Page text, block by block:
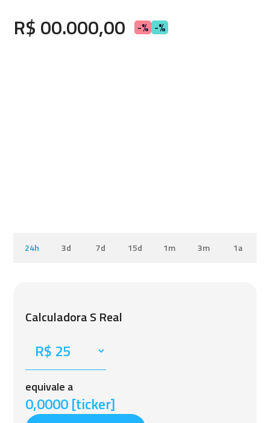
R$ 00.000,00 -% -%
24h 3d 7d 15d 1m 3m 1a
Calculadora S Real
equivale a
0,0000 [ticker]